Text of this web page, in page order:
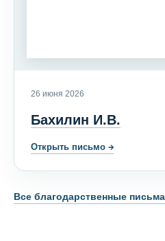
26 июня 2026
Бахилин И.В.
Открыть письмо →
Все благодарственные